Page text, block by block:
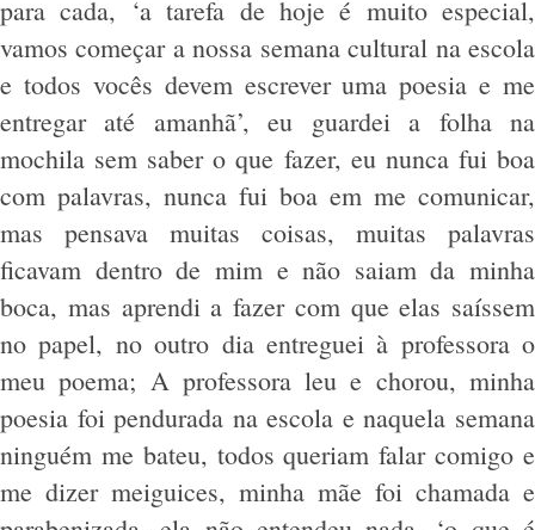
para cada, ‘a tarefa de hoje é muito especial,
vamos começar a nossa semana cultural na escola
e todos vocês devem escrever uma poesia e me
entregar até amanhã’, eu guardei a folha na
mochila sem saber o que fazer, eu nunca fui boa
com palavras, nunca fui boa em me comunicar,
mas pensava muitas coisas, muitas palavras
ficavam dentro de mim e não saiam da minha
boca, mas aprendi a fazer com que elas saíssem
no papel, no outro dia entreguei à professora o
meu poema; A professora leu e chorou, minha
poesia foi pendurada na escola e naquela semana
ninguém me bateu, todos queriam falar comigo e
me dizer meiguices, minha mãe foi chamada e